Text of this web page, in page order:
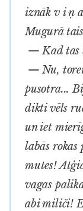
iznāk v i ņ
Mugurā
— Kad tas
— Nu,
pusotra...
dikti vēls
un iet
labās
mutes!
vagas
abi miliči!